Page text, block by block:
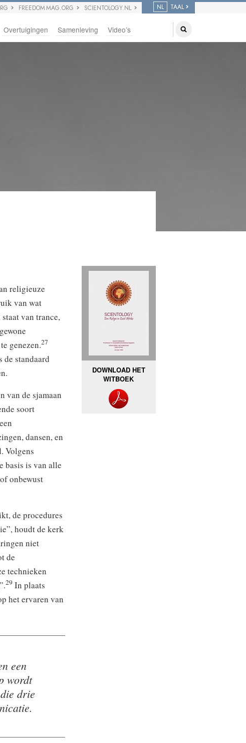
FREEDOM MAG.ORG SCIENTOLOGY.NL NL TAAL
Overtuigingen Samenleving Video’s
religieuze
van wat
van trance,
genezen.27
standaard
van de sjamaan
soort
dansen, en
Volgens
basis is van alle
onbewust
de procedures
houdt de kerk
niet
de
technieken
29In plaats
het ervaren van
een
wordt
drie
DOWNLOAD HET
WITBOEK